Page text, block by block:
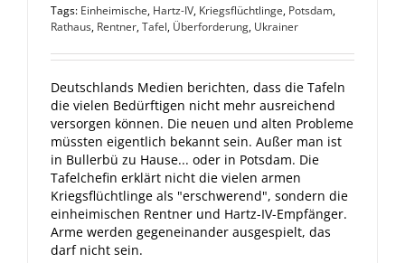
Tags: Einheimische, Hartz-IV, Kriegsflüchtlinge, Potsdam,
Rathaus, Rentner,Tafel, Überforderung, Ukrainer
Deutschlands Medien berichten, dass die Tafeln
die vielen Bedürftigen nicht mehr ausreichend
versorgen können. Die neuen und alten Probleme
müssten eigentlich bekannt sein. Außer man ist
in Bullerbü zu Hause... oder in Potsdam. Die
Tafelchefin erklärt nicht die vielen armen
Kriegsflüchtlinge als "erschwerend", sondern die
einheimischen Rentner und Hartz-IV-Empfänger.
Arme werden gegeneinander ausgespielt, das
darf nicht sein.